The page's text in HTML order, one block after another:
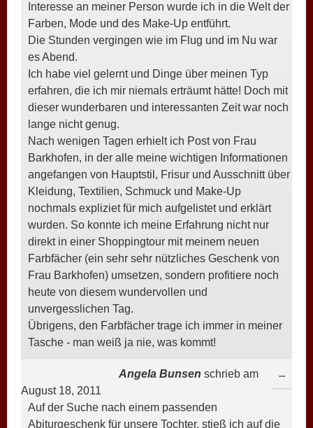
Interesse an meiner Person wurde ich in die Welt der
Farben, Mode und des Make-Up entführt.
Die Stunden vergingen wie im Flug und im Nu war
es Abend.
Ich habe viel gelernt und Dinge über meinen Typ
erfahren, die ich mir niemals erträumt hätte! Doch mit
dieser wunderbaren und interessanten Zeit war noch
lange nicht genug.
Nach wenigen Tagen erhielt ich Post von Frau
Barkhofen, in der alle meine wichtigen Informationen
angefangen von Hauptstil, Frisur und Ausschnitt über
Kleidung, Textilien, Schmuck und Make-Up
nochmals expliziet für mich aufgelistet und erklärt
wurden. So konnte ich meine Erfahrung nicht nur
direkt in einer Shoppingtour mit meinem neuen
Farbfächer (ein sehr sehr nützliches Geschenk von
Frau Barkhofen) umsetzen, sondern profitiere noch
heute von diesem wundervollen und
unvergesslichen Tag.
Übrigens, den Farbfächer trage ich immer in meiner
Tasche - man weiß ja nie, was kommt!
Angela Bunsen schrieb am
August 18, 2011
Auf der Suche nach einem passenden
Abiturgeschenk für unsere Tochter, stieß ich auf die
...DIESE